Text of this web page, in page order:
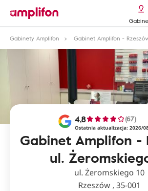
Gabinety Amplifon
Gabinet Amplifon -
Gabinet Amplifon -
ul.
4,8 (67)
Ostatnia aktualizacja: 2026/
ul. Żeromskiego 10
Rzeszów , 35-001